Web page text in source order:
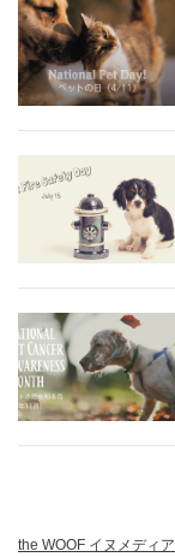
the WOOF イヌメディア